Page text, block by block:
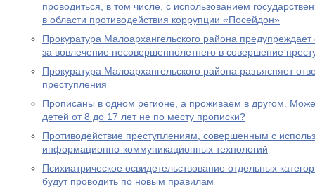
проводиться, в том числе, с использованием
в области противодействия коррупции «Посейдон»
Прокуратура Малоархангельского района предупреждает
за вовлечение несовершеннолетнего в совершение
Прокуратура Малоархангельского района разъясняет
преступления
Прописаны в одном регионе, а проживаем в другом.
детей от 8 до 17 лет не по месту прописки?
Противодействие преступлениям, совершенным с
информационно-коммуникационных технологий
Психиатрическое освидетельствование отдельных
будут проводить по новым правилам